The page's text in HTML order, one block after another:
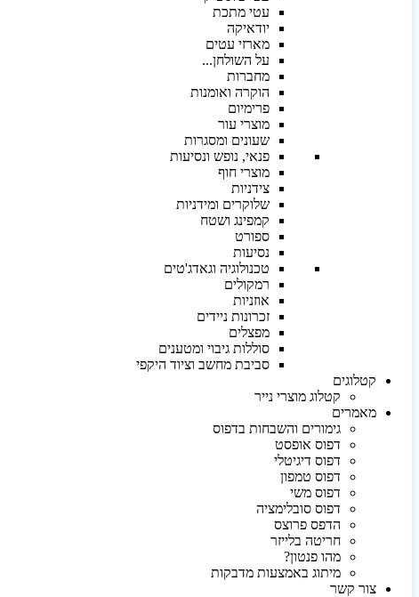
עטי מתכת
יודאיקה
מארזי עטים
על השולחן...
מחברות
הוקרה ואומנות
פרימיום
מוצרי עור
שעונים ומסגרות
פנאי, נופש ונסיעות
מוצרי חוף
צידניות
שלוקרים ומידניות
קמפינג ושטח
ספורט
נסיעות
טכנולוגיה וגאדג'טים
רמקולים
אוזניות
זכרונות ניידים
מפצלים
סוללות גיבוי ומטענים
סביבת מחשב וציוד היקפי
קטלוגים
קטלוג מוצרי נייר
מאמרים
גימורים והשבחות בדפוס
דפוס אופסט
דפוס דיגיטלי
דפוס טמפון
דפוס משי
דפוס סובלימציה
הדפס פרוצס
חריטה בלייזר
מהו פנטון?
מיתוג באמצעות מדבקות
צור קשר